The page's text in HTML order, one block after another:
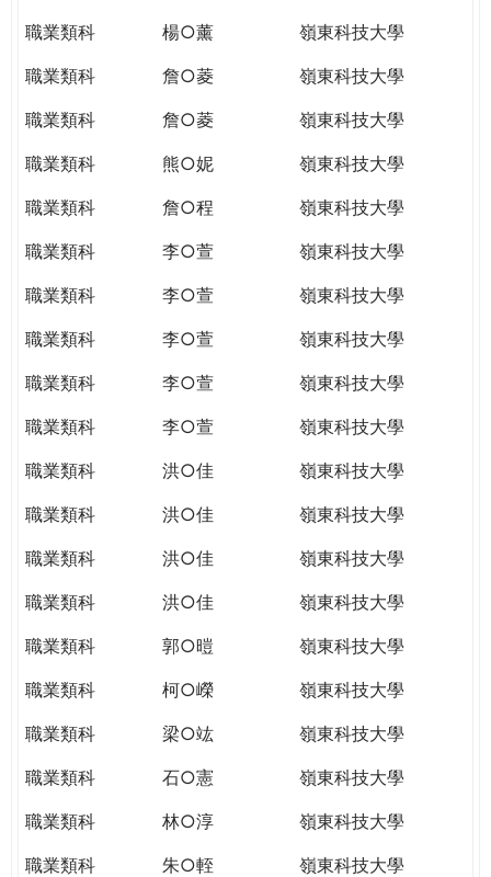
職業類科
楊○薰
嶺東科技大學
職業類科
詹○菱
嶺東科技大學
職業類科
詹○菱
嶺東科技大學
職業類科
熊○妮
嶺東科技大學
職業類科
詹○程
嶺東科技大學
職業類科
李○萱
嶺東科技大學
職業類科
李○萱
嶺東科技大學
職業類科
李○萱
嶺東科技大學
職業類科
李○萱
嶺東科技大學
職業類科
李○萱
嶺東科技大學
職業類科
洪○佳
嶺東科技大學
職業類科
洪○佳
嶺東科技大學
職業類科
洪○佳
嶺東科技大學
職業類科
洪○佳
嶺東科技大學
職業類科
郭○暟
嶺東科技大學
職業類科
柯○嶸
嶺東科技大學
職業類科
梁○竑
嶺東科技大學
職業類科
石○憲
嶺東科技大學
職業類科
林○淳
嶺東科技大學
職業類科
朱○輊
嶺東科技大學